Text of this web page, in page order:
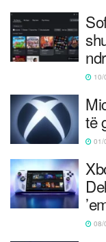
10/
të
01/
08/